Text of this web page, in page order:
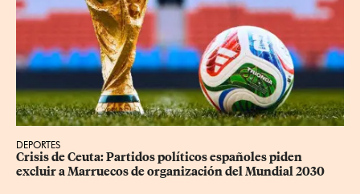
DEPORTES
Crisis de Ceuta: Partidos políticos españoles piden
excluir a Marruecos de organización del Mundial 2030